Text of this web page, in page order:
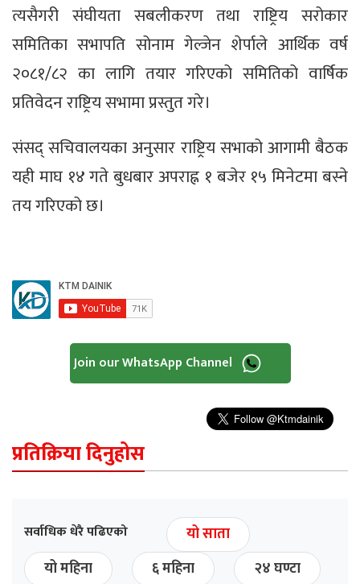
त्यसैगरी संघीयता सबलीकरण तथा राष्ट्रिय सरोकार
समितिका सभापति सोनाम गेल्जेन शेर्पाले आर्थिक वर्ष
२०८१/८२ का लागि तयार गरिएको समितिको वार्षिक
प्रतिवेदन राष्ट्रिय सभामा प्रस्तुत गरे।
संसद् सचिवालयका अनुसार राष्ट्रिय सभाको आगामी बैठक
यही माघ १४ गते बुधबार अपराह्न १ बजेर १५ मिनेटमा बस्ने
तय गरिएको छ।
Join our WhatsApp Channel
प्रतिक्रिया दिनुहोस
सर्वाधिक धेरै पढिएको
यो साता
यो महिना
६ महिना २४ घण्टा